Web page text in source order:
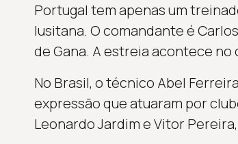
Portugal tem apenas um
lusitana. O comandante é
de Gana. A estreia acontece no
No Brasil, o técnico Abel
expressão que atuaram por
Leonardo Jardim e Vitor